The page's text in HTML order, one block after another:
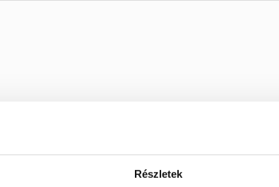
Részletek